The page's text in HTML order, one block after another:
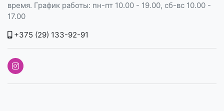
время. График работы: пн-пт 10.00 - 19.00, сб-вс 10.00 -
17.00
+375 (29) 133-92-91